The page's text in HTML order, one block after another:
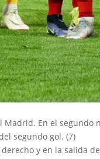
En el segundo
segundo gol. (7)
y en la salida